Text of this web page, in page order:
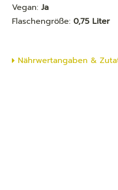
Vegan: Ja
Flaschengröße: 0,75 Liter
Nährwertangaben &